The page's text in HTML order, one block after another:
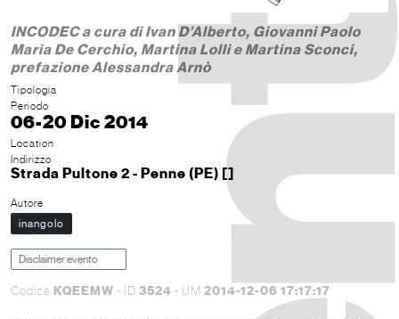
INCODEC a cura di Ivan D’Alberto, Giovanni Paolo
Maria De Cerchio, Martina Lolli e Martina Sconci,
prefazione Alessandra Arnò
Tipologia
Periodo
06-20 Dic 2014
Location
Indirizzo
Strada Pultone 2 - Penne (PE) []
Autore
inangolo
Disclaimer evento
Codice KQEEMW - ID 3524 - UM 2014-12-06 17:17:17